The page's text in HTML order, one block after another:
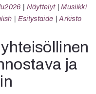
Näyttelyt
Musiikki
Esitystaide Arkisto
ja